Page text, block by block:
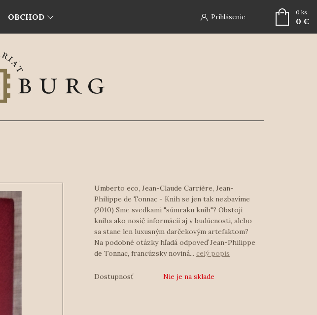
OBCHOD Prihlásenie
0 ks
0 €
Umberto eco, Jean-Claude Carrière, Jean-
Philippe de Tonnac - Knih se jen tak nezbavíme
(2010) Sme svedkami "súmraku kníh"? Obstojí
kniha ako nosič informácií aj v budúcnosti, alebo
sa stane len luxusným darčekovým artefaktom?
Na podobné otázky hľadá odpoveď Jean-Philippe
de Tonnac, francúzsky noviná... celý popis
Dostupnosť Nie je na sklade